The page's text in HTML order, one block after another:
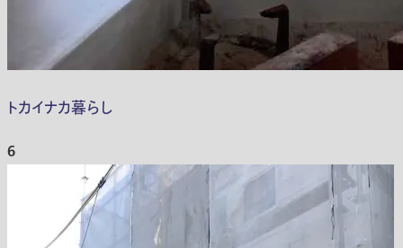
トカイナカ暮らし
6